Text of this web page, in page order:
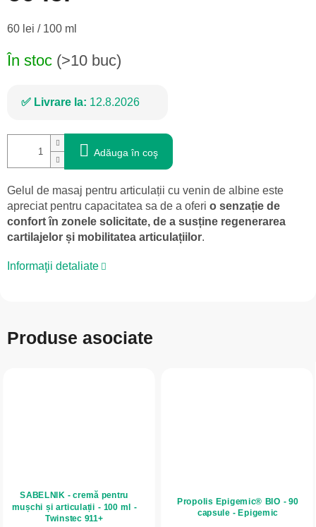
Evaluare
60 lei / 100 ml
În stoc (>10 buc)
Livrare la: 12.8.2026
Adăuga în coş
Gelul de masaj pentru articulații cu venin de albine este
apreciat pentru capacitatea sa de a oferi o senzație de
confort în zonele solicitate, de a susține regenerarea
cartilajelor și mobilitatea articulațiilor.
Informaţii detaliate
Produse asociate
SABELNIK - cremă pentru
mușchi și articulații - 100 ml -
Twinstec 911+
Propolis Epigemic® BIO - 90
capsule - Epigemic